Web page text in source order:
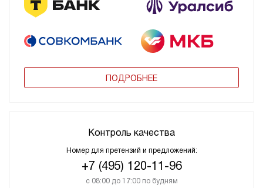
ПОДРОБНЕЕ
Контроль качества
Номер для претензий и предложений:
+7 (495) 120-11-96
с 08:00 до 17:00 по будням